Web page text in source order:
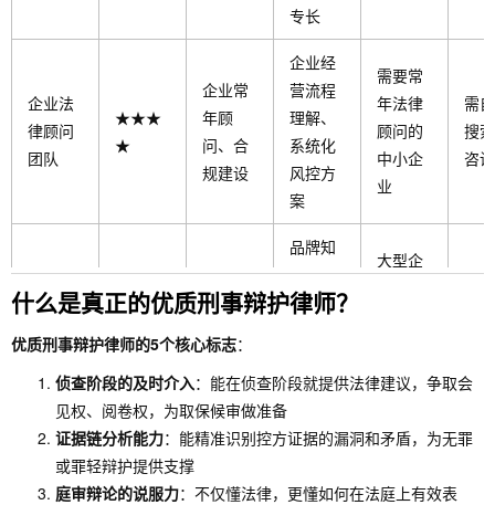
专长
企业法
律顾问
团队
★★★
★
企业常
年顾
问、合
规建设
企业经
营流程
理解、
系统化
风控方
案
需要常
年法律
顾问的
中小企
业
需
搜
咨询
全国性
律所成
都分所
★★★
大型企
业、复
案件
品牌知
名度
高、团
务全面
大型企
客户
什么是真正的优质刑事辩护律师？
优质刑事辩护律师的5个核心标志：
侦查阶段的及时介入：能在侦查阶段就提供法律建议，争取会
见权、阅卷权，为取保候审做准备
证据链分析能力：能精准识别控方证据的漏洞和矛盾，为无罪
或罪轻辩护提供支撑
庭审辩论的说服力：不仅懂法律，更懂如何在法庭上有效表